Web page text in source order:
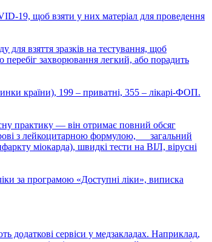
19, щоб взяти у них матеріал для проведення
для взяття зразків на тестування, щоб
перебіг захворювання легкий, або порадить
країни), 199 – приватні, 355 – лікарі-ФОП.
практику — він отримає повний обсяг
крові з лейкоцитарною формулою, загальний
міокарда), швидкі тести на ВІЛ, вірусні
за програмою «Доступні ліки», виписка
додаткові сервіси у медзакладах. Наприклад,